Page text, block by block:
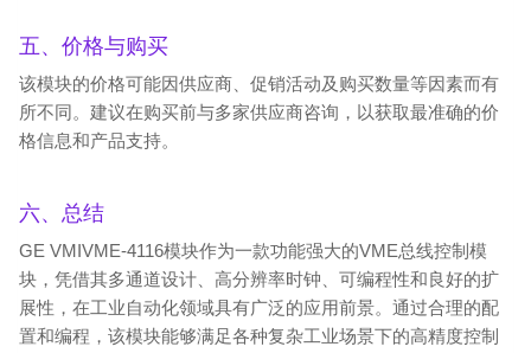
五、价格与购买
该模块的价格可能因供应商、促销活动及购买数量等因素而有
所不同。建议在购买前与多家供应商咨询，以获取最准确的价
格信息和产品支持。
六、总结
GE VMIVME-4116模块作为一款功能强大的VME总线控制模
块，凭借其多通道设计、高分辨率时钟、可编程性和良好的扩
展性，在工业自动化领域具有广泛的应用前景。通过合理的配
置和编程，该模块能够满足各种复杂工业场景下的高精度控制